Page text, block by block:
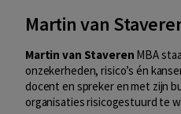
Martin van
Martin van Staveren MBA
onzekerheden, risico’s én
docent en spreker en met zijn
organisaties risicogestuurd te